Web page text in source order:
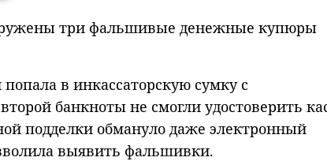
три фальшивые денежные купюры
в инкассаторскую сумку с
банкноты не смогли удостоверить
подделки обмануло даже электронный
выявить фальшивки.